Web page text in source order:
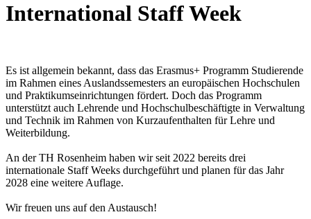
International Staff Week
Es ist allgemein bekannt, dass das Erasmus+ Programm Studierende
im Rahmen eines Auslandssemesters an europäischen Hochschulen
und Praktikumseinrichtungen fördert. Doch das Programm
unterstützt auch Lehrende und Hochschulbeschäftigte in Verwaltung
und Technik im Rahmen von Kurzaufenthalten für Lehre und
Weiterbildung.
An der TH Rosenheim haben wir seit 2022 bereits drei
internationale Staff Weeks durchgeführt und planen für das Jahr
2028 eine weitere Auflage.
Wir freuen uns auf den Austausch!